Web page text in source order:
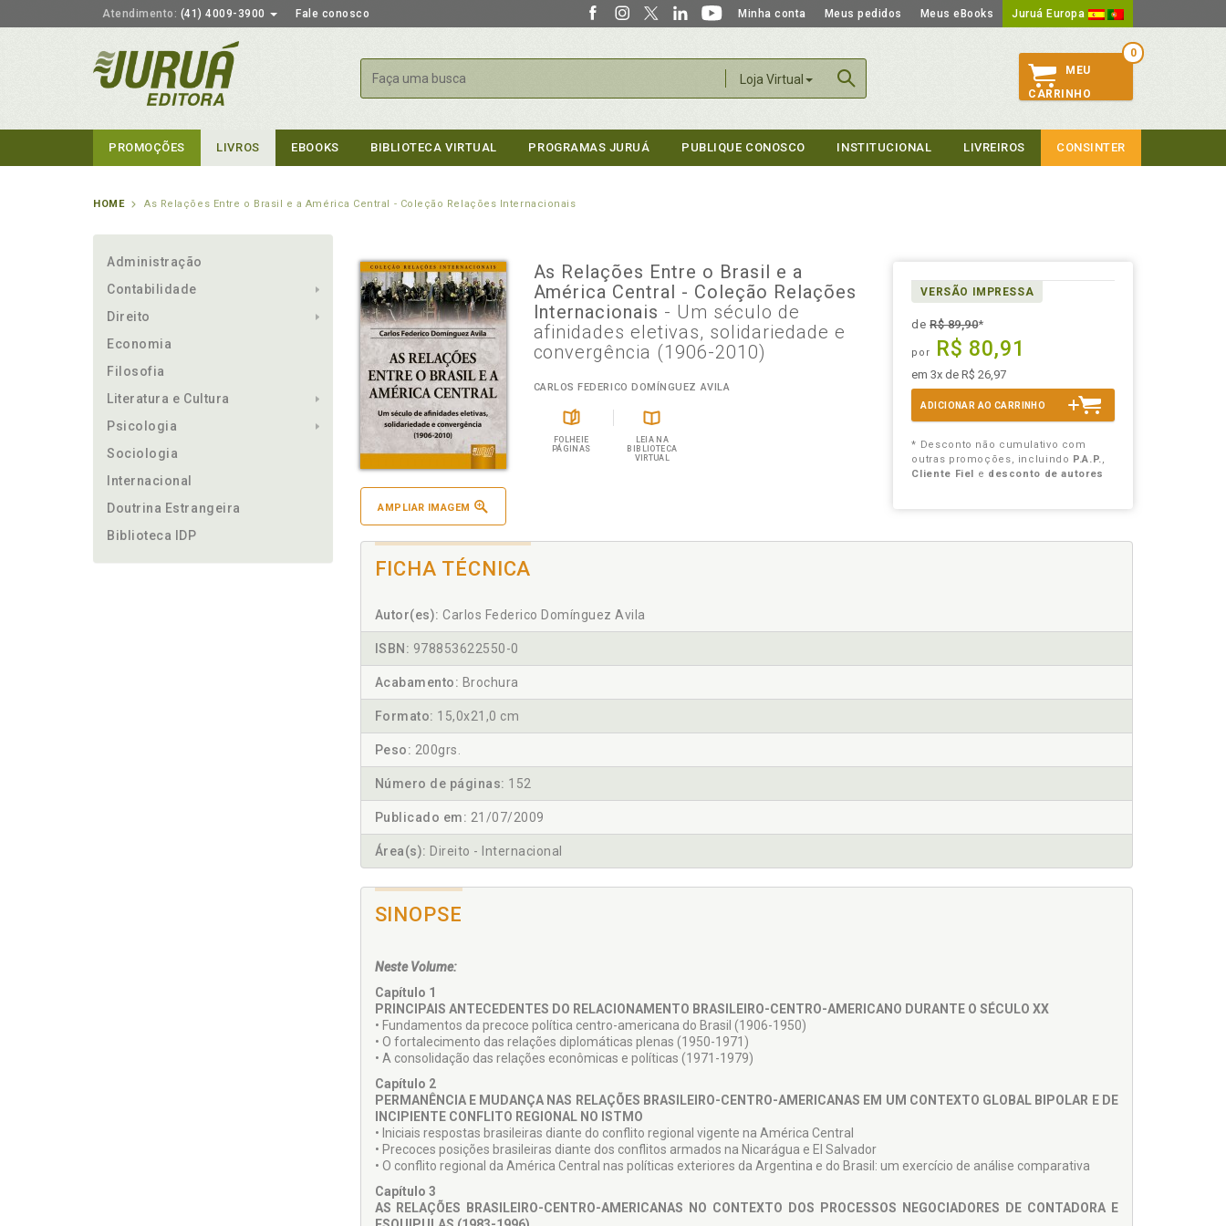
Atendimento: (41) 4009-3900 Fale conosco Minha conta Meus pedidos Meus eBooks Juruá Europa
Loja Virtual
Buscar
0
MEU
CARRINHO
PROMOÇÕES LIVROS EBOOKS BIBLIOTECA VIRTUAL PROGRAMAS JURUÁ PUBLIQUE CONOSCO INSTITUCIONAL LIVREIROS CONSINTER
HOME As Relações Entre o Brasil e a América Central - Coleção Relações Internacionais
Administração
Contabilidade
Direito
Economia
Filosofia
Literatura e Cultura
Psicologia
Sociologia
Internacional
Doutrina Estrangeira
Biblioteca IDP
AMPLIAR IMAGEM
As Relações Entre o Brasil e a
América Central - Coleção Relações
Internacionais - Um século de
afinidades eletivas, solidariedade e
convergência (1906-2010)
CARLOS FEDERICO DOMÍNGUEZ AVILA
FOLHEIE
PÁGINAS
LEIA NA
BIBLIOTECA
VIRTUAL
VERSÃO IMPRESSA
deR$ 89,90*
por R$ 80,91
em 3x de R$ 26,97
ADICIONAR AO CARRINHO
* Desconto não cumulativo com
outras promoções, incluindo P.A.P.,
Cliente Fiel e desconto de autores
FICHA TÉCNICA
Autor(es): Carlos Federico Domínguez Avila
ISBN: 978853622550-0
Acabamento: Brochura
Formato: 15,0x21,0 cm
Peso: 200grs.
Número de páginas: 152
Publicado em: 21/07/2009
Área(s): Direito - Internacional
SINOPSE
Neste Volume:
Capítulo 1
PRINCIPAIS ANTECEDENTES DO RELACIONAMENTO BRASILEIRO-CENTRO-AMERICANO DURANTE O SÉCULO XX
• Fundamentos da precoce política centro-americana do Brasil (1906-1950)
• O fortalecimento das relações diplomáticas plenas (1950-1971)
• A consolidação das relações econômicas e políticas (1971-1979)
Capítulo 2
PERMANÊNCIA E MUDANÇA NAS RELAÇÕES BRASILEIRO-CENTRO-AMERICANAS EM UM CONTEXTO GLOBAL BIPOLAR E DE
INCIPIENTE CONFLITO REGIONAL NO ISTMO
• Iniciais respostas brasileiras diante do conflito regional vigente na América Central
• Precoces posições brasileiras diante dos conflitos armados na Nicarágua e El Salvador
• O conflito regional da América Central nas políticas exteriores da Argentina e do Brasil: um exercício de análise comparativa
Capítulo 3
AS RELAÇÕES BRASILEIRO-CENTRO-AMERICANAS NO CONTEXTO DOS PROCESSOS NEGOCIADORES DE CONTADORA E